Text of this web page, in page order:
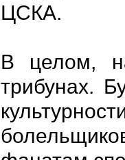
ЦСКА.
В целом,
трибунах.